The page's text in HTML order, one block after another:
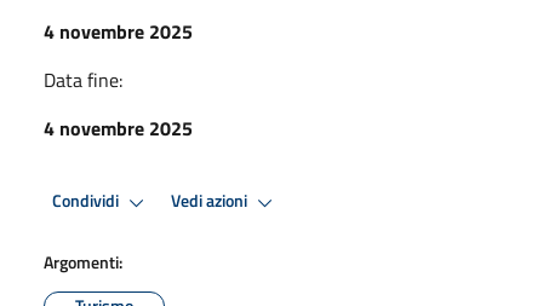
4 novembre 2025
Data fine:
4 novembre 2025
Condividi Vedi azioni
Argomenti: